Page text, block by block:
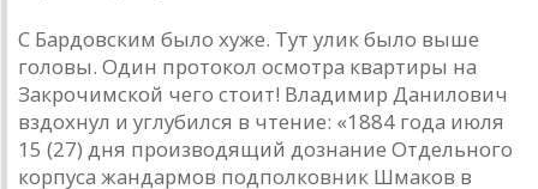
С Бардовским было хуже. Тут улик было выше
головы. Один протокол осмотра квартиры на
Закрочимской чего стоит! Владимир Данилович
вздохнул и углубился в чтение: «1884 года июля
15 (27) дня производящий дознание Отдельного
корпуса жандармов подполковник Шмаков в